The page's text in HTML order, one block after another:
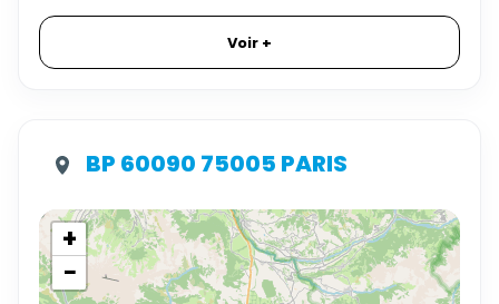
Voir +
BP 60090 75005 PARIS
+
−